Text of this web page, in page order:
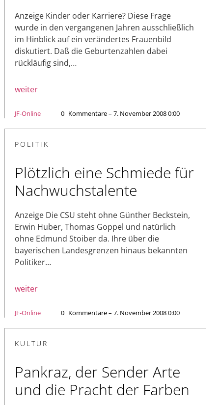
Anzeige Kinder oder Karriere? Diese Frage
wurde in den vergangenen Jahren ausschließlich
im Hinblick auf ein verändertes Frauenbild
diskutiert. Daß die Geburtenzahlen dabei
rückläufig sind,…
weiter
JF-Online 0 Kommentare – 7. November 2008 0:00
POLITIK
Plötzlich eine Schmiede für
Nachwuchstalente
Anzeige Die CSU steht ohne Günther Beckstein,
Erwin Huber, Thomas Goppel und natürlich
ohne Edmund Stoiber da. Ihre über die
bayerischen Landesgrenzen hinaus bekannten
Politiker…
weiter
JF-Online 0 Kommentare – 7. November 2008 0:00
KULTUR
Pankraz, der Sender Arte
und die Pracht der Farben